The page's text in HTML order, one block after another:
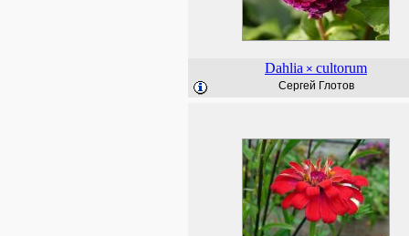
Dahlia × cultorum
Сергей Глотов